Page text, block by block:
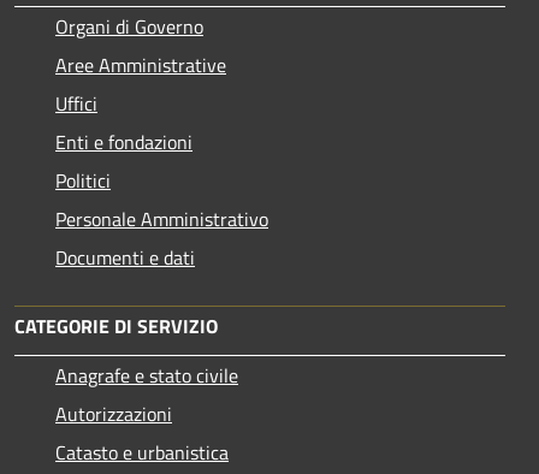
Organi di Governo
Aree Amministrative
Uffici
Enti e fondazioni
Politici
Personale Amministrativo
Documenti e dati
CATEGORIE DI SERVIZIO
Anagrafe e stato civile
Autorizzazioni
Catasto e urbanistica